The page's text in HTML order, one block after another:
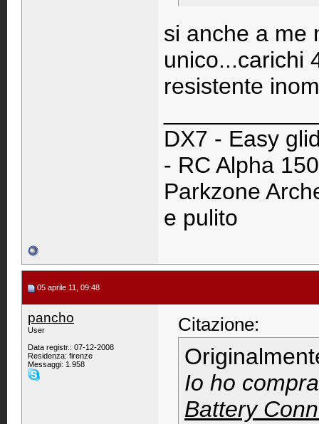
si anche a me
unico...carichi
resistente
DX7 - Easy
- RC Alpha
Parkzone
e pulito
05 aprile 11, 09:48
pancho
User
Data registr.: 07-12-2008
Residenza: firenze
Messaggi: 1.958
Citazione:
Io ho
Battery